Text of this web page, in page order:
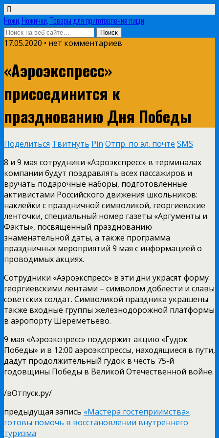
Ножи, Ножички, Товары для приготовления пищи
17.05.2020 • нет комментариев
«Аэроэкспресс»
присоединится к
празднованию Дня Победы
Поделиться Твитнуть Pin Отпр. по эл. почте SMS
8 и 9 мая сотрудники «Аэроэкспресс» в терминалах
компании будут поздравлять всех пассажиров и
вручать подарочные наборы, подготовленные
активистами Российского движения школьников:
наклейки с праздничной символикой, георгиевские
ленточки, специальный номер газеты «Аргументы и
Факты», посвященный празднованию
знаменательной даты, а также программа
праздничных мероприятий 9 мая с информацией о
проводимых акциях.
Сотрудники «Аэроэкспресс» в эти дни украсят форму
георгиевскими лентами – символом доблести и славы
советских солдат. Символикой праздника украшены
также входные группы железнодорожной платформы
в аэропорту Шереметьево.
9 мая «Аэроэкспресс» поддержит акцию «Гудок
Победы» и в 12:00 аэроэкспрессы, находящиеся в пути,
дадут продолжительный гудок в честь 75-й
годовщины Победы в Великой Отечественной войне.
/вОтпуск.ру/
предыдущая запись «Мастера гостеприимства»
готовы помочь в восстановлении внутреннего
туризма